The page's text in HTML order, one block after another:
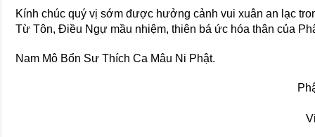
Kính chúc quý vị sớm được hưởng cảnh vui xuân an lạc
Từ Tôn, Điều Ngự mầu nhiệm, thiên bá ức hóa thân của
Nam Mô Bổn Sư Thích Ca Mâu Ni Phật.